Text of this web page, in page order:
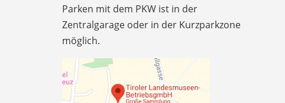
Parken mit dem PKW ist in der
Zentralgarage oder in der Kurzparkzone
möglich.